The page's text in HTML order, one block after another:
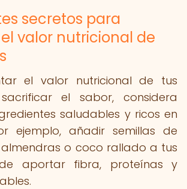
secretos para
valor nutricional de
el valor nutricional de tus
el sabor, considera
saludables y ricos en
ejemplo, añadir semillas de
almendras o coco rallado a tus
aportar fibra, proteínas y